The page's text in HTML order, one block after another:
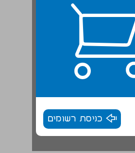
כניסת רשומים